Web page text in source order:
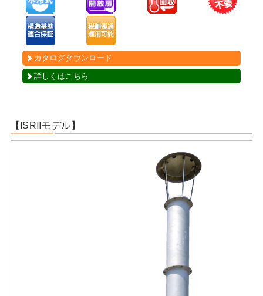
カタログダウンロード
詳しくはこちら
【ISRⅡモデル】